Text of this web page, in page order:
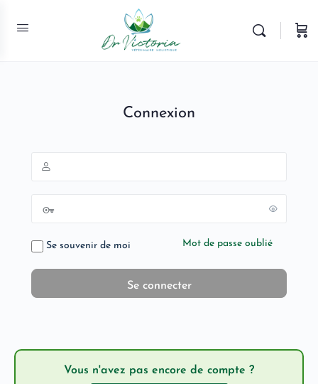
Connexion
Se souvenir de moi Mot de passe oublié
Vous n'avez pas encore de compte ?